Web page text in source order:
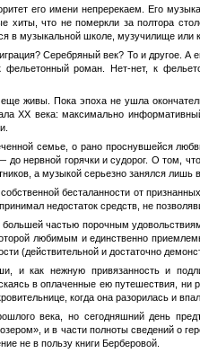
его имени непререкаем. Его
что не померкли за полтора
в музыкальной школе, музучилище или
Серебряный век? То и другое.
фельетонный роман. Нет-нет, к
живы. Пока эпоха не ушла
ХХ века: максимально
семье, о рано проснувшейся
нервной горячки и судорог. О том,
а музыкой серьезно занялся лишь
бесталанности от
недостаток средств, не
большей частью порочным
любимым и единственно
(действительной и достаточно
и как нежную привязанность и
в оплаченные ею путешествия, ни
когда она разорилась и
века, но сегодняшний день
и в части полноты сведений о
не в пользу книги Берберовой.